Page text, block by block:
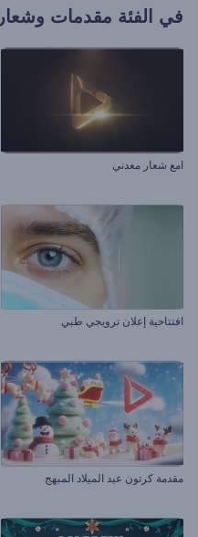
في الفئة مقدمات
امع شعار معدني
افتتاحية إعلان ترويجي طبي
مقدمة كرتون عيد الميلاد المبهج